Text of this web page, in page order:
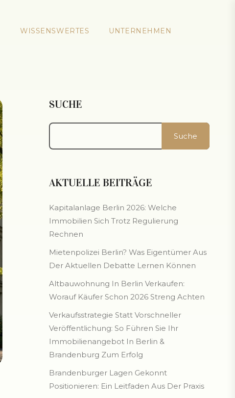
WISSENSWERTES UNTERNEHMEN
SUCHE
Suche
AKTUELLE BEITRÄGE
Kapitalanlage Berlin 2026: Welche
Immobilien Sich Trotz Regulierung
Rechnen
Mietenpolizei Berlin? Was Eigentümer Aus
Der Aktuellen Debatte Lernen Können
Altbauwohnung In Berlin Verkaufen:
Worauf Käufer Schon 2026 Streng Achten
Verkaufsstrategie Statt Vorschneller
Veröffentlichung: So Führen Sie Ihr
Immobilienangebot In Berlin &
Brandenburg Zum Erfolg
Brandenburger Lagen Gekonnt
Positionieren: Ein Leitfaden Aus Der Praxis